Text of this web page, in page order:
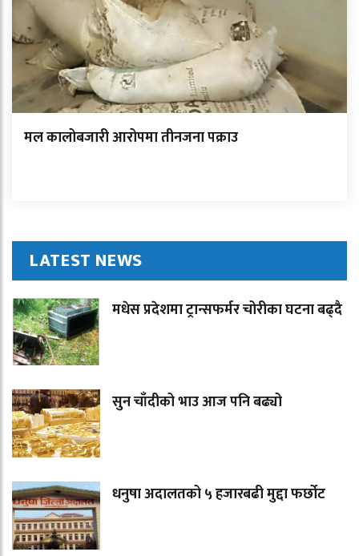
मल कालोबजारी आरोपमा तीनजना पक्राउ
LATEST NEWS
मधेस प्रदेशमा ट्रान्सफर्मर चोरीका घटना बढ्दै
सुन चाँदीको भाउ आज पनि बढ्यो
धनुषा अदालतको ५ हजारबढी मुद्दा फर्छोट